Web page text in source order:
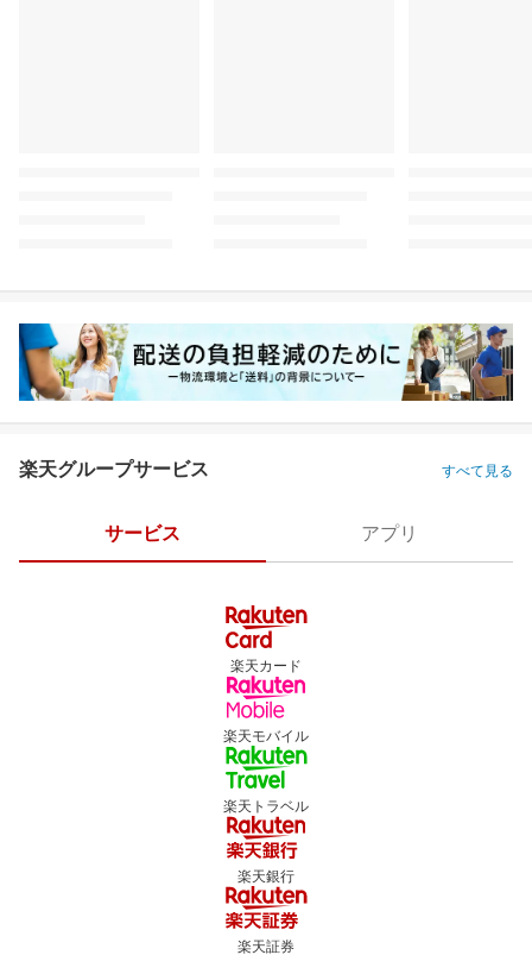
楽天グループサービス すべて見る
サービス アプリ
楽天カード
楽天モバイル
楽天トラベル
楽天銀行
楽天証券